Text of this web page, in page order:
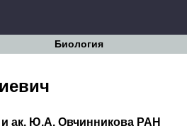
Биология
ак. Ю.А. Овчинникова РАН